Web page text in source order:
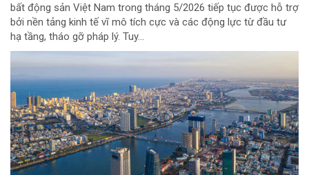
bất động sản Việt Nam trong tháng 5/2026 tiếp tục được hỗ trợ
bởi nền tảng kinh tế vĩ mô tích cực và các động lực từ đầu tư
hạ tầng, tháo gỡ pháp lý. Tuy...